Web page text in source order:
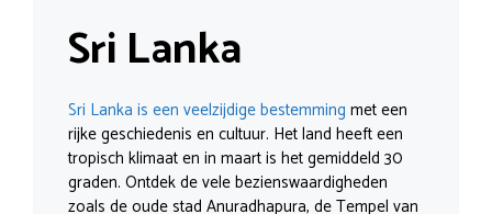
Sri Lanka
Sri Lanka is een veelzijdige bestemming met een
rijke geschiedenis en cultuur. Het land heeft een
tropisch klimaat en in maart is het gemiddeld 30
graden. Ontdek de vele bezienswaardigheden
zoals de oude stad Anuradhapura, de Tempel van